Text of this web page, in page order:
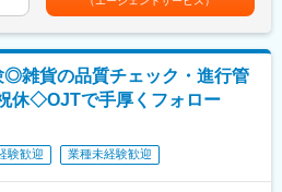
後復帰率94％、男性育休取得実績有り、
社員持株会（奨励金50％※上場企業でも
して長期就業出来る環境です。
る業務
だけでなく、明るく、ハキハキとコミュ
を歓迎します！
送スタッフ、シェフ、アパレルの販売員
の方が活躍されています！
社用車・ハイエースあり）
手当：10,000円賃金はあくまでも目安の
て上下する可能性があります。月給(月額)
です。
◎雑貨の品質チェック・進行管
休◇OJTで手厚くフォロー
験歓迎 業種未経験歓迎